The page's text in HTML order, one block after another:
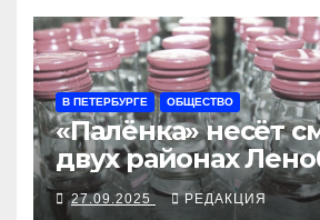
В ПЕТЕРБУРГЕ ОБЩЕСТВО
«Палёнка» несёт
двух районах
27.09.2025 РЕДАКЦИЯ